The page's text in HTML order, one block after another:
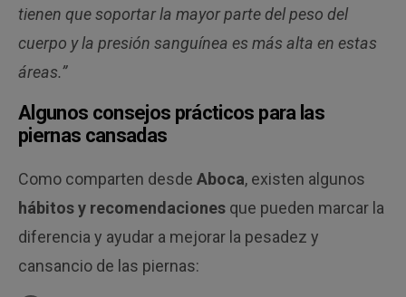
tienen que soportar la mayor parte del peso del
cuerpo y la presión sanguínea es más alta en estas
áreas.”
Algunos consejos prácticos para las
piernas cansadas
Como comparten desdeAboca, existen algunos
hábitos y recomendaciones que pueden marcar la
diferencia y ayudar a mejorar la pesadez y
cansancio de las piernas: